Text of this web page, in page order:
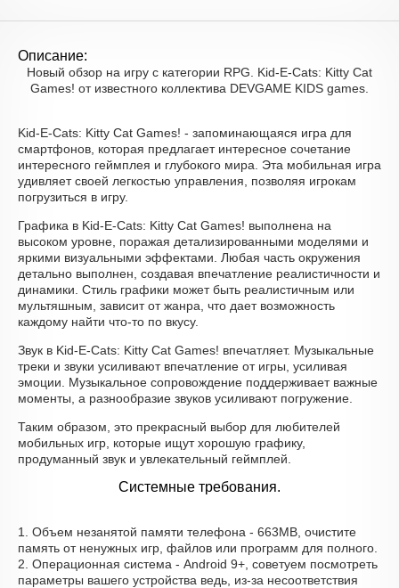
Описание:
Новый обзор на игру с категории RPG. Kid-E-Cats: Kitty Cat
Games! от известного коллектива DEVGAME KIDS games.
Kid-E-Cats: Kitty Cat Games! - запоминающаяся игра для
смартфонов, которая предлагает интересное сочетание
интересного геймплея и глубокого мира. Эта мобильная игра
удивляет своей легкостью управления, позволяя игрокам
погрузиться в игру.
Графика в Kid-E-Cats: Kitty Cat Games! выполнена на
высоком уровне, поражая детализированными моделями и
яркими визуальными эффектами. Любая часть окружения
детально выполнен, создавая впечатление реалистичности и
динамики. Стиль графики может быть реалистичным или
мультяшным, зависит от жанра, что дает возможность
каждому найти что-то по вкусу.
Звук в Kid-E-Cats: Kitty Cat Games! впечатляет. Музыкальные
треки и звуки усиливают впечатление от игры, усиливая
эмоции. Музыкальное сопровождение поддерживает важные
моменты, а разнообразие звуков усиливают погружение.
Таким образом, это прекрасный выбор для любителей
мобильных игр, которые ищут хорошую графику,
продуманный звук и увлекательный геймплей.
Системные требования.
1. Объем незанятой памяти телефона - 663MB, очистите
память от ненужных игр, файлов или программ для полного.
2. Операционная система - Android 9+, советуем посмотреть
параметры вашего устройства ведь, из-за несоответствия